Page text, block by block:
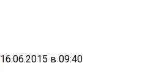
16.06.2015 в 09:40